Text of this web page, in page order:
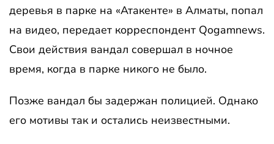
деревья в парке на «Атакенте» в Алматы, попал
на видео, передает корреспондент Qogamnews.
Свои действия вандал совершал в ночное
время, когда в парке никого не было.
Позже вандал бы задержан полицией. Однако
его мотивы так и остались неизвестными.